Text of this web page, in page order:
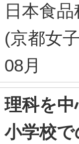
日本食
(京都女
08月
理科を
小学校